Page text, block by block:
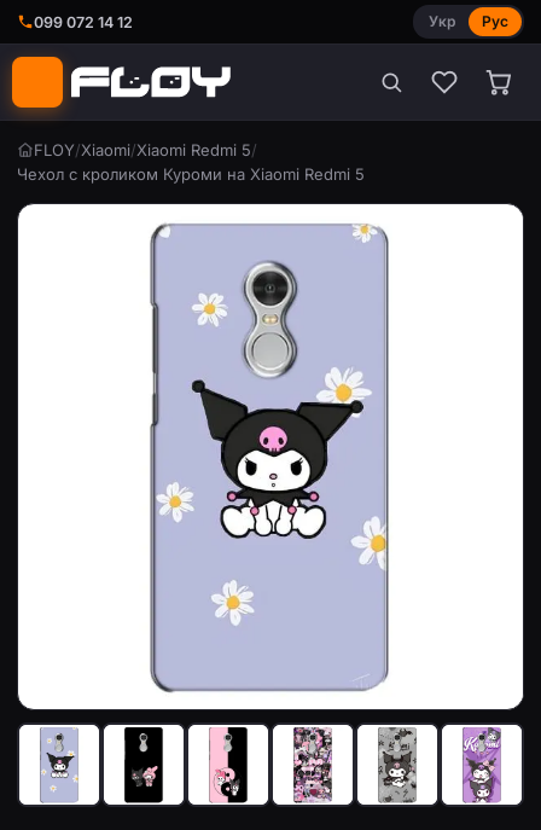
099 072 14 12 Укр Рус
FLOY/Xiaomi/Xiaomi Redmi 5/
Чехол с кроликом Куроми на Xiaomi Redmi 5
Чехол с принтом «Куроми в цветах» для Xiaomi Redmi 5